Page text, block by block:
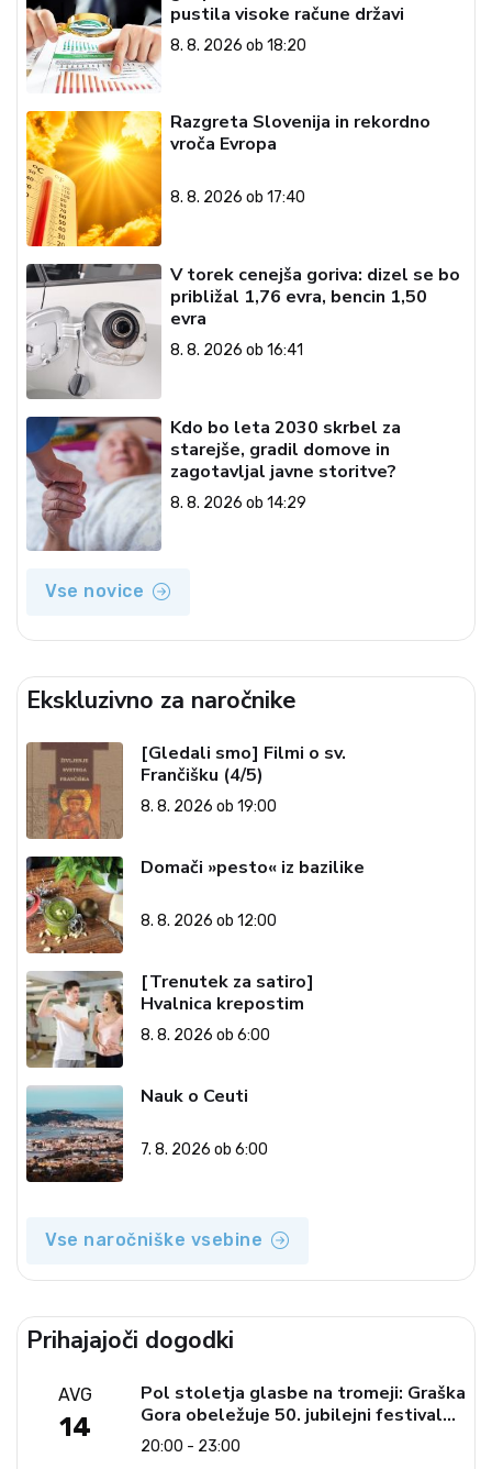
pustila visoke račune državi
8. 8. 2026 ob 18:20
Razgreta Slovenija in rekordno
vroča Evropa
8. 8. 2026 ob 17:40
V torek cenejša goriva: dizel se bo
približal 1,76 evra, bencin 1,50
evra
8. 8. 2026 ob 16:41
Kdo bo leta 2030 skrbel za
starejše, gradil domove in
zagotavljal javne storitve?
8. 8. 2026 ob 14:29
Vse novice
Ekskluzivno za naročnike
[Gledali smo] Filmi o sv.
Frančišku (4/5)
8. 8. 2026 ob 19:00
Domači »pesto« iz bazilike
8. 8. 2026 ob 12:00
[Trenutek za satiro]
Hvalnica krepostim
8. 8. 2026 ob 6:00
Nauk o Ceuti
7. 8. 2026 ob 6:00
Vse naročniške vsebine
Prihajajoči dogodki
AVG
14
Pol stoletja glasbe na tromeji: Graška
Gora obeležuje 50. jubilejni festival
narodno-zabavne glasbe
20:00 - 23:00